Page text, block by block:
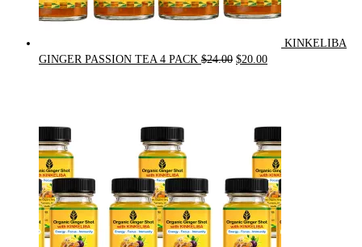
KINKELIBA
GINGER PASSION TEA 4 PACK $24.00 Original
$20.00Current